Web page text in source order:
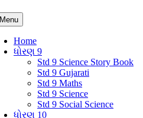
Menu
Home
ધોરણ 9
Std 9 Science Story Book
Std 9 Gujarati
Std 9 Maths
Std 9 Science
Std 9 Social Science
ધોરણ 10